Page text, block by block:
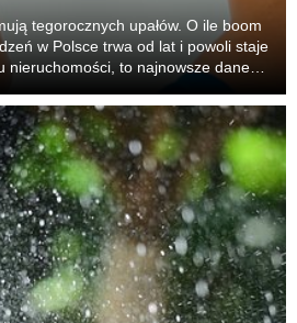
tegorocznych upałów. O ile boom
w Polsce trwa od lat i powoli staje
nieruchomości, to najnowsze dane
ratowanie...